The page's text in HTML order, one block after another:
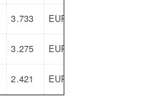
3.733 EUR
3.275 EUR
2.421 EUR